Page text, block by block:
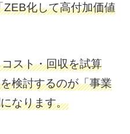
ZEB化して高付加価値
スト・回収を試算
検討するのが「事業
なります。